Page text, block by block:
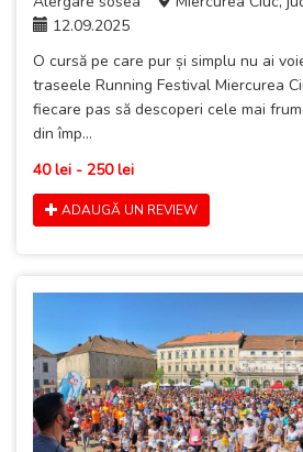
12.09.2025
O cursă pe care pur și simplu nu ai
traseele Running Festival Miercurea
fiecare pas să descoperi cele mai
din împ...
40 lei - 250 lei
ADAUGĂ UN REVIEW